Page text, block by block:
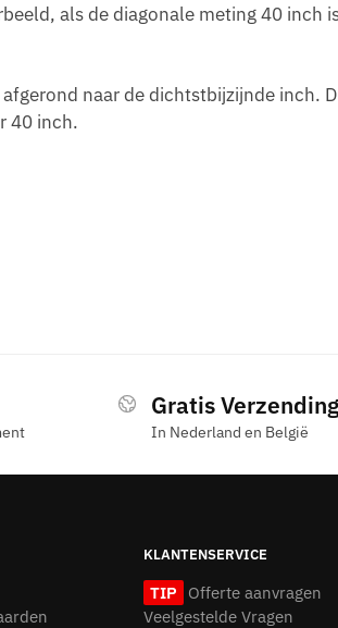
als de diagonale meting 40 inch
naar de dichtstbijzijnde inch.
40 inch.
Gratis Verzending
In Nederland en België
KLANTENSERVICE
TIP
Offerte aanvragen
Veelgestelde Vragen